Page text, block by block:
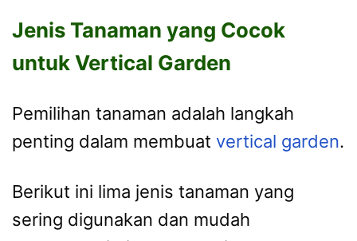
Jenis Tanaman yang Cocok
untuk Vertical Garden
Pemilihan tanaman adalah langkah
penting dalam membuat vertical garden.
Berikut ini lima jenis tanaman yang
sering digunakan dan mudah